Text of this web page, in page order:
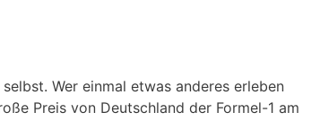
Wer einmal etwas anderes erleben
Preis von Deutschland der Formel-1 am